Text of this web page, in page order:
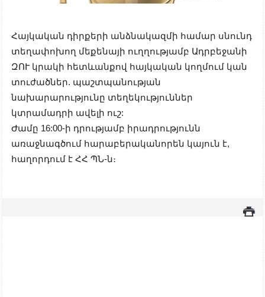
Հայկական դիրքերի անձնակազմի համար սնունդ
տեղափոխող մեքենայի ուղղությամբ Ադրբեջանի
ԶՈՒ կրակի հետևանքով հայկական կողմում կան
տուժածներ. պաշտպանության
նախարարությունը տեղեկություններ
կտրամադրի ավելի ուշ:
Ժամը 16:00-ի դրությամբ իրադրությունն
առաջնագծում հարաբերականորեն կայուն է,
հաղորդում է ՀՀ ՊՆ-ն։